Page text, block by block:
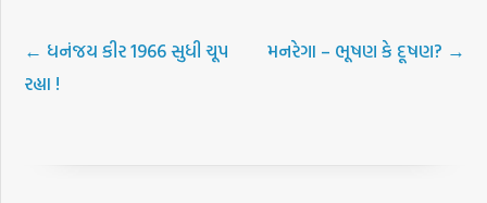
← ધનંજય કીર 1966 સુધી ચૂપ
રહ્યા !
મનરેગા – ભૂષણ કે દૂષણ? →